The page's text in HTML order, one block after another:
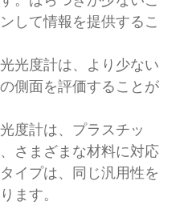
して情報を提供するこ
光度計は、より少ない
側面を評価することが
度計は、プラスチッ
さまざまな材料に対応
イプは、同じ汎用性を
ます。